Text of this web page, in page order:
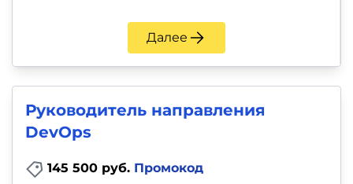
Далее
Руководитель направления
DevOps
145 500 руб. Промокод